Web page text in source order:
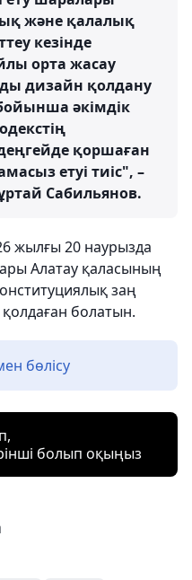
және қалалық
кезінде
орта жасау
дизайн қолдану
әкімдік
қоршаған
етуі тиіс", –
Сабильянов.
жылғы 20 наурызда
Алатау қаласының
заң
болатын.
бөлісу
болып оқыңыз